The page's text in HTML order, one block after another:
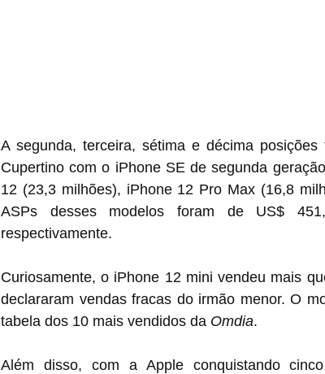
A segunda, terceira, sétima e décima
Cupertino com o iPhone SE de segunda
12 (23,3 milhões), iPhone 12 Pro Max (16,8
ASPs desses modelos foram de US$
respectivamente.
Curiosamente, o iPhone 12 mini vendeu mais
declararam vendas fracas do irmão menor. O
tabela dos 10 mais vendidos da Omdia.
Além disso, com a Apple conquistando